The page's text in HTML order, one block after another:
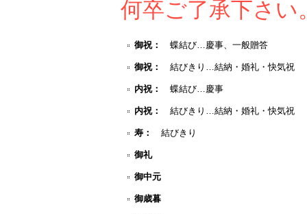
何卒ご了承下さい
御祝： 蝶結び…慶事、一般贈答
御祝： 結びきり…結納・婚礼・快気祝
内祝： 蝶結び…慶事
内祝： 結びきり…結納・婚礼・快気祝
寿： 結びきり
御礼
御中元
御歳暮